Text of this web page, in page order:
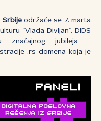
Srbijeodržaće se 7. marta
“Vlada Divljan”. DIDS
jubileja -
.rs domena koja je